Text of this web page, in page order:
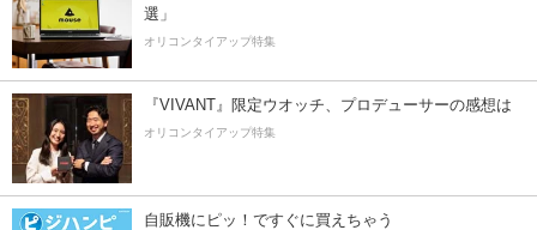
選」
オリコンタイアップ特集
『VIVANT』限定ウオッチ、プロデューサーの感想は
オリコンタイアップ特集
自販機にピッ！ですぐに買えちゃう